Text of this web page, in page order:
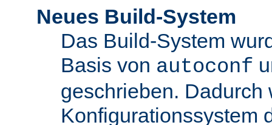
Neues Build-System
Das Build-System
Basis von autoconf
geschrieben. Dadurch
Konfigurationssystem